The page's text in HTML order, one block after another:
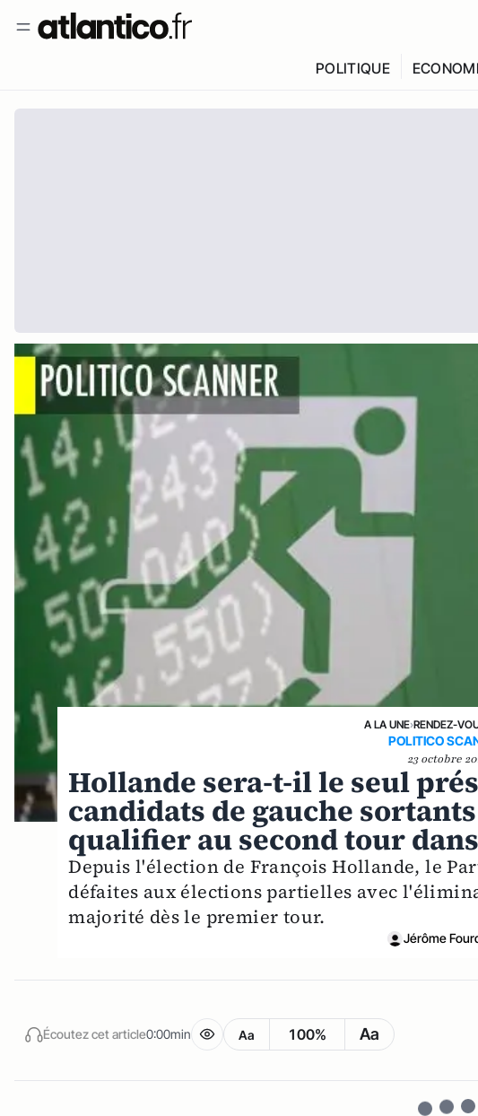
POLITIQUE
A LA UNE›RENDEZ-
POLITICO
23 octobre
Hollande sera-t-il le seul
candidats de gauche
qualifier au second tour
Depuis l'élection de François Hollande, le
défaites aux élections partielles avec
majorité dès le premier tour.
Jérôme
Écoutez cet article0:00min Aa 100% Aa